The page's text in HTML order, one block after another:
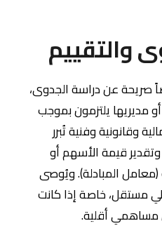
صريحة عن دراسة الجدوى،
مديريها يلتزمون بموجب
وقانونية وفنية تُبرر
وتقدير قيمة الأسهم أو
المبادلة). ويُوصى
مستقل، خاصة إذا كانت
مساهمي أقلية.